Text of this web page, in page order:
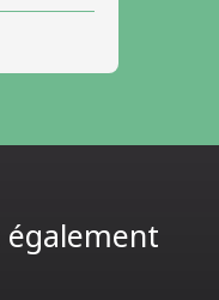
également